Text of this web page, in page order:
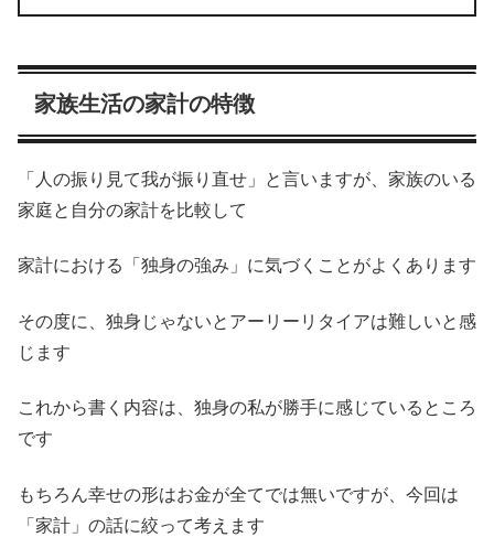
家族生活の家計の特徴
「人の振り見て我が振り直せ」と言いますが、家族のいる
家庭と自分の家計を比較して
家計における「独身の強み」に気づくことがよくあります
その度に、独身じゃないとアーリーリタイアは難しいと感
じます
これから書く内容は、独身の私が勝手に感じているところ
です
もちろん幸せの形はお金が全てでは無いですが、今回は
「家計」の話に絞って考えます